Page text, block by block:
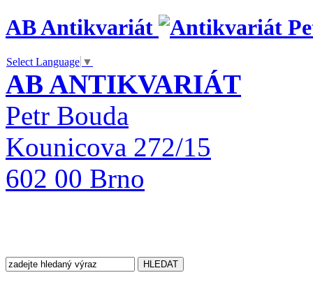
AB Antikvariát
Select Language ▼
AB ANTIKVARIÁT
Petr Bouda
Kounicova 272/15
602 00 Brno